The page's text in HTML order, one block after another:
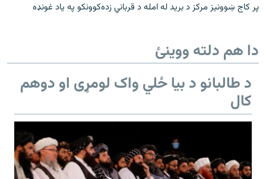
پر کاج ښوونيز مرکز د بريد له امله د قرباني زده‌کوونکو په ياد غونډه
دا هم دلته ووینئ
د طالبانو د بیا ځلي واک لومړی او دوهم
کال